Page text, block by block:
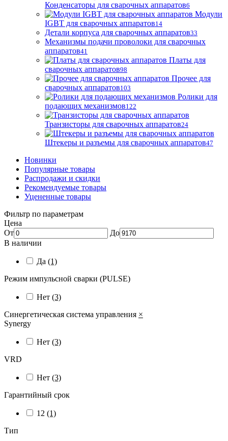
Конденсаторы для сварочных аппаратов6
Модули
IGBT для сварочных аппаратов14
Детали корпуса для сварочных аппаратов33
Механизмы подачи проволоки для сварочных
аппаратов41
Платы для
сварочных аппаратов98
Прочее для
сварочных аппаратов103
Ролики для
подающих механизмов122
Транзисторы для сварочных аппаратов24
Штекеры и разъемы для сварочных аппаратов47
Новинки
Популярные товары
Распродажи и скидки
Рекомендуемые товары
Уцененные товары
Фильтр по параметрам
Цена
От
До
В наличии
Да (1)
Режим импульсной сварки (PULSE)
Нет (3)
Синергетическая система управления ×
Synergy
Нет (3)
VRD
Нет (3)
Гарантийный срок
12 (1)
Тип